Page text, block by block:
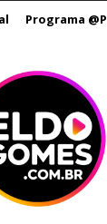
Programa